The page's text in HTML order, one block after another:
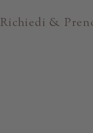
Richiedi &